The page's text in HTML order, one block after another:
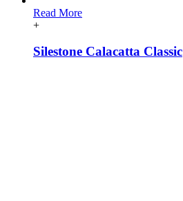
Read More
+
Silestone Calacatta Classic